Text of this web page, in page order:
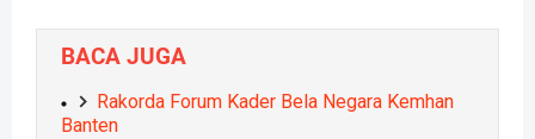
BACA JUGA
Rakorda Forum Kader Bela Negara Kemhan
Banten